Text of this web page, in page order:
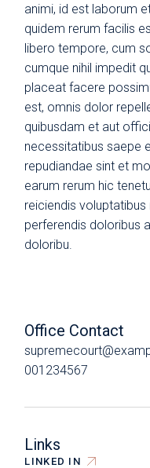
animi, id est laborum
quidem rerum facilis
libero tempore, cum
cumque nihil impedit
placeat facere
est, omnis dolor
quibusdam et aut
necessitatibus saepe
repudiandae sint et
earum rerum hic
reiciendis
perferendis doloribus
doloribu.
Office Contact
001234567
Links
LINKED IN